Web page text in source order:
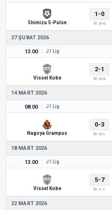
Shimizu S-Pulse
1-0
İY: 0-0
27 ŞUBAT 2026
13.00 J1 Lig
Vissel Kobe
2-1
İY: 0-0
14 MART 2026
08.00 J1 Lig
Nagoya Grampus
0-3
İY: 0-1
18 MART 2026
13.00 J1 Lig
Vissel Kobe
5-7
İY: 1-1
22 MART 2026